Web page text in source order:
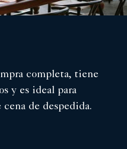
completa, tiene
y es ideal para
de despedida.